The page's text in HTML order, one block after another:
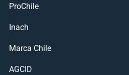
ProChile
Inach
Marca Chile
AGCID